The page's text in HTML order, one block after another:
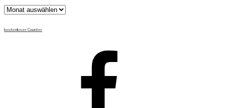
Archiv
kostenloser Counter